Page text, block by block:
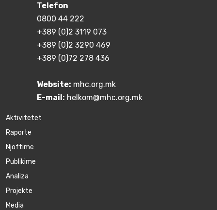
Telefon
0800 44 222
+389 (0)2 3119 073
+389 (0)2 3290 469
+389 (0)72 278 436
Website: mhc.org.mk
E-mail: helkom@mhc.org.mk
Aktivitetet
Raporte
Njoftime
Publikime
Аnaliza
Projekte
Media